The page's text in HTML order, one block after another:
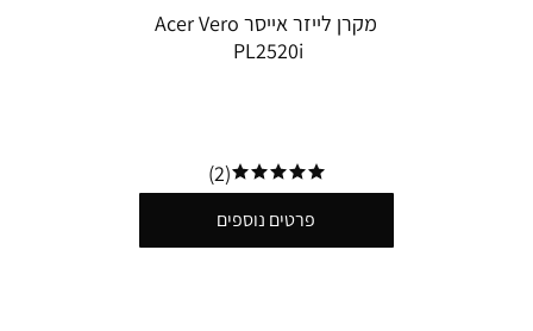
מקרן לייזר אייסר Acer Vero
PL2520i
(2)
פרטים נוספים